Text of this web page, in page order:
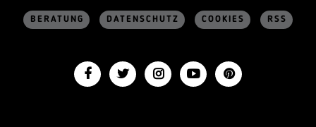
BERATUNG DATENSCHUTZ COOKIES RSS